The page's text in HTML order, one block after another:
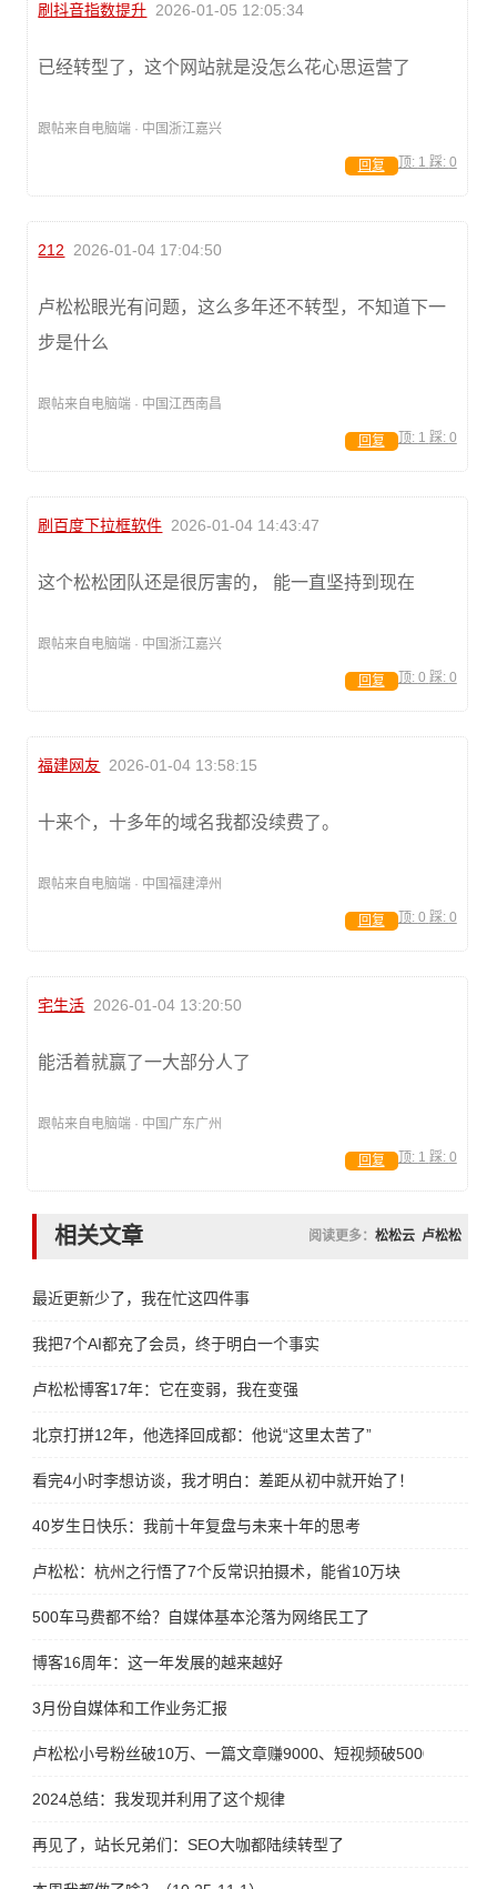
刷抖音指数提升 2026-01-05 12:05:34
已经转型了，这个网站就是没怎么花心思运营了
跟帖来自电脑端 · 中国浙江嘉兴
顶: 1 踩: 0
回复
212 2026-01-04 17:04:50
卢松松眼光有问题，这么多年还不转型，不知道下一
步是什么
跟帖来自电脑端 · 中国江西南昌
顶: 1 踩: 0
回复
刷百度下拉框软件 2026-01-04 14:43:47
这个松松团队还是很厉害的， 能一直坚持到现在
跟帖来自电脑端 · 中国浙江嘉兴
顶: 0 踩: 0
回复
福建网友 2026-01-04 13:58:15
十来个，十多年的域名我都没续费了。
跟帖来自电脑端 · 中国福建漳州
顶: 0 踩: 0
回复
宅生活 2026-01-04 13:20:50
能活着就赢了一大部分人了
跟帖来自电脑端 · 中国广东广州
顶: 1 踩: 0
回复
相关文章 阅读更多： 松松云 卢松松
最近更新少了，我在忙这四件事
我把7个AI都充了会员，终于明白一个事实
卢松松博客17年：它在变弱，我在变强
北京打拼12年，他选择回成都：他说“这里太苦了”
看完4小时李想访谈，我才明白：差距从初中就开始了！
40岁生日快乐：我前十年复盘与未来十年的思考
卢松松：杭州之行悟了7个反常识拍摄术，能省10万块
500车马费都不给？自媒体基本沦落为网络民工了
博客16周年：这一年发展的越来越好
3月份自媒体和工作业务汇报
卢松松小号粉丝破10万、一篇文章赚9000、短视频破5000万
2024总结：我发现并利用了这个规律
再见了，站长兄弟们：SEO大咖都陆续转型了